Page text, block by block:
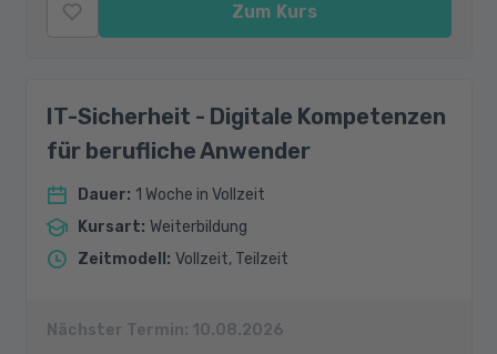
Zum Kurs
IT-Sicherheit - Digitale Kompetenzen
für berufliche Anwender
Dauer: 1 Woche in Vollzeit
Kursart: Weiterbildung
Zeitmodell : Vollzeit, Teilzeit
Nächster Termin: 10.08.2026